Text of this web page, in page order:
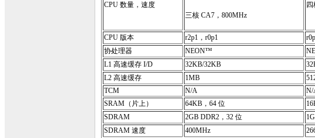
CPU 数量，速度
三核 CA7，800MHz
CPU 版本 r2p1，r0p1
协处理器
NEON™
L1 高速缓存 I/D
32KB/32KB
L2 高速缓存
1MB
TCM
N/A N/
SRAM（片上）
64KB，64 位
SDRAM
2GB DDR2，32 位
SDRAM 速度
400MHz